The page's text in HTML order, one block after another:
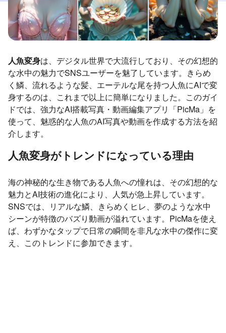
人魚変身は、デジタル世界で大流行しており、その幻想的
な水中の魅力でSNSユーザーを魅了しています。きらめ
く鱗、流れるような髪、エーテルな尾を持つ人魚にAIで変
身するのは、これまで以上に簡単になりました。このガイ
ドでは、強力なAI搭載写真・動画編集アプリ「PicMa」を
使って、魅惑的な人魚のAI写真や動画を作成する方法を紹
介します。
人魚変身がトレンドになっている理由
海の神秘的な生き物である人魚への憧れは、その幻想的な
魅力とAI技術の進化により、人気が急上昇しています。
SNSでは、リアルな鱗、きらめくヒレ、夢のような水中
シーンが特徴のバズり動画が溢れています。PicMaを使え
ば、わずかなタップで日常の瞬間を非凡な水中の傑作に変
え、このトレンドに参加できます。